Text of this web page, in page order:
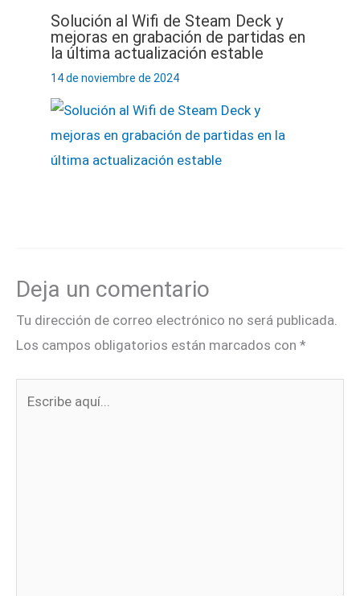
Solución al Wifi de Steam Deck y
mejoras en grabación de partidas en
la última actualización estable
14 de noviembre de 2024
Deja un comentario
Tu dirección de correo electrónico no será publicada.
Los campos obligatorios están marcados con *